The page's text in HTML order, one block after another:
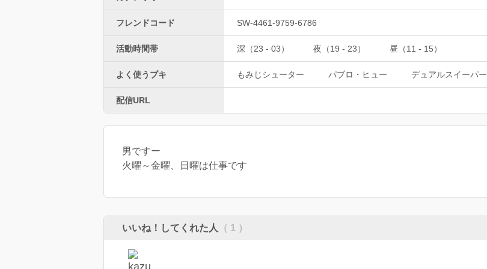
フレンドコード SW-4461-9759-6786
活動時間帯 深（23 - 03） 夜（19 - 23） 昼（11 - 15）
よく使うブキ もみじシューター パブロ・ヒュー デュアルスイーパー
配信URL
男ですー
火曜～金曜、日曜は仕事です
いいね！してくれた人 （ 1 ）